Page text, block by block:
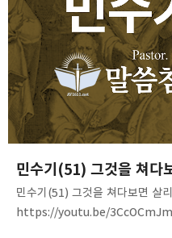
민수기(51) 그것을 쳐다
민수기(51) 그것을 쳐다보면 살
https://youtu.be/